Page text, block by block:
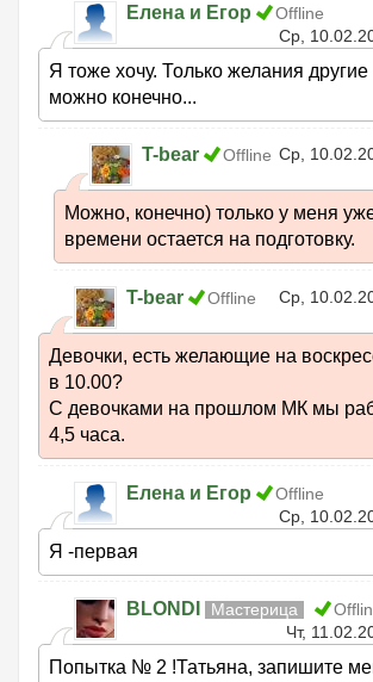
Елена и Егор
Offline
Ср,
Я тоже хочу. Только желания другие
можно конечно...
T-bear Offline Ср,
Можно, конечно) только у меня
времени остается на подготовку.
T-bear Offline Ср,
Девочки, есть желающие на
в 10.00?
С девочками на прошлом МК мы
4,5 часа.
Елена и Егор
Offline
Ср,
Я -первая
BLONDI Мастерица
Чт,
Попытка № 2 !Татьяна, запишите